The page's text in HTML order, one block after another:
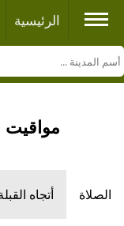
الرئيسية
مواقيت
الصلاة أتجاه